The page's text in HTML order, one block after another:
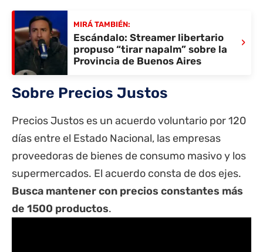
MIRÁ TAMBIÉN:
Escándalo: Streamer libertario
propuso “tirar napalm” sobre la
Provincia de Buenos Aires
›
Sobre Precios Justos
Precios Justos es un acuerdo voluntario por 120
días entre el Estado Nacional, las empresas
proveedoras de bienes de consumo masivo y los
supermercados. El acuerdo consta de dos ejes.
Busca mantener con precios constantes más
de 1500 productos.